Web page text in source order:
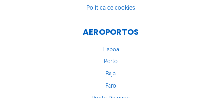
Política de cookies
AEROPORTOS
Lisboa
Porto
Beja
Faro